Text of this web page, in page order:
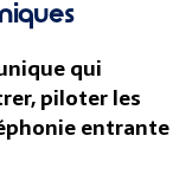
qui
piloter les
entrante